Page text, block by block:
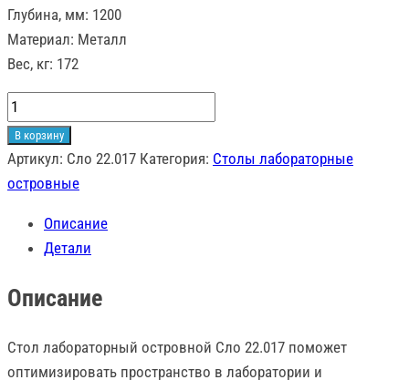
Глубина, мм: 1200
Материал: Металл
Вес, кг: 172
Количество
товара
Стол
лабораторный
Сло
22.017
В корзину
Артикул: Сло 22.017 Категория: Столы лабораторные
островные
Описание
Детали
Описание
Стол лабораторный островной Сло 22.017 поможет
оптимизировать пространство в лаборатории и